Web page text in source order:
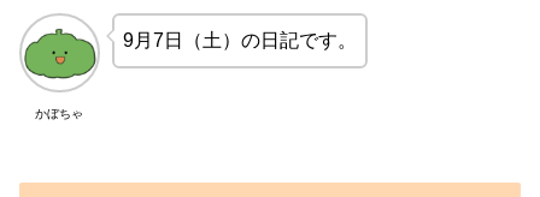
かぼちゃ
9月7日（土）の日記です。